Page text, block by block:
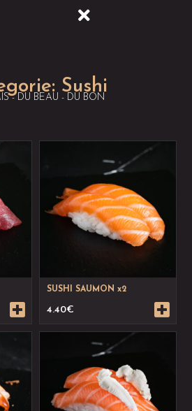
Sushi
- DU BEAU - DU BON
SUSHI SAUMON x2
4.40€